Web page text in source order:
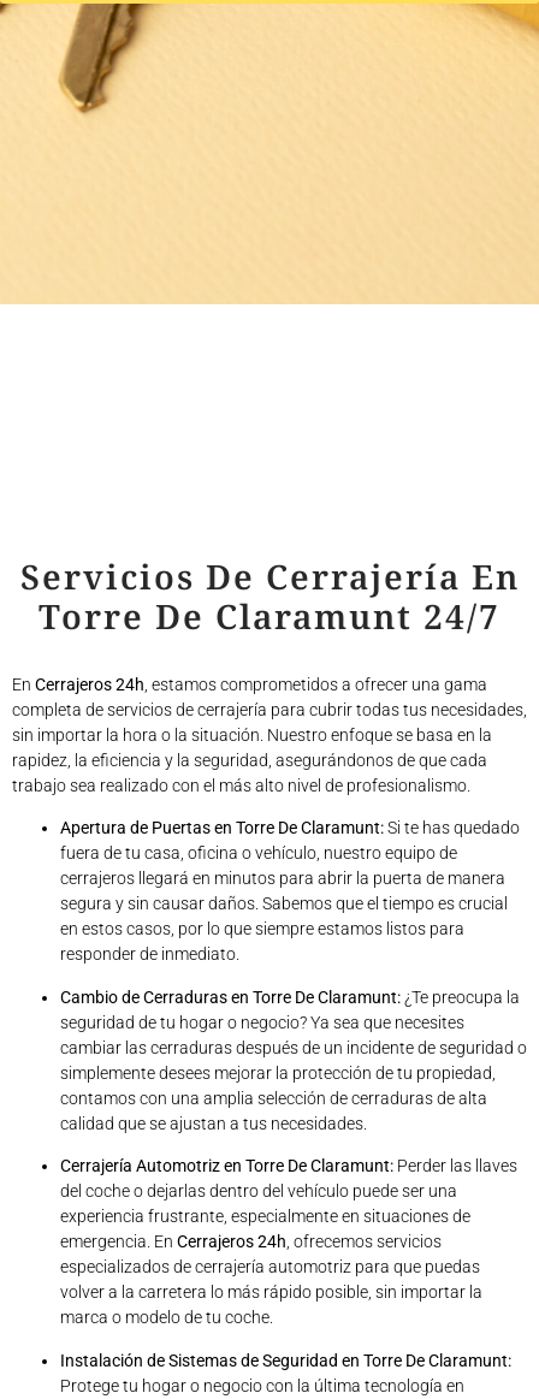
Servicios De Cerrajería En
Torre De Claramunt 24/7
En Cerrajeros 24h , estamos comprometidos a ofrecer una gama
completa de servicios de cerrajería para cubrir todas tus necesidades,
sin importar la hora o la situación. Nuestro enfoque se basa en la
rapidez, la eficiencia y la seguridad, asegurándonos de que cada
trabajo sea realizado con el más alto nivel de profesionalismo.
Apertura de Puertas en Torre De Claramunt:Si te has quedado
fuera de tu casa, oficina o vehículo, nuestro equipo de
cerrajeros llegará en minutos para abrir la puerta de manera
segura y sin causar daños. Sabemos que el tiempo es crucial
en estos casos, por lo que siempre estamos listos para
responder de inmediato.
Cambio de Cerraduras en Torre De Claramunt: ¿Te preocupa la
seguridad de tu hogar o negocio? Ya sea que necesites
cambiar las cerraduras después de un incidente de seguridad o
simplemente desees mejorar la protección de tu propiedad,
contamos con una amplia selección de cerraduras de alta
calidad que se ajustan a tus necesidades.
Cerrajería Automotriz en Torre De Claramunt: Perder las llaves
del coche o dejarlas dentro del vehículo puede ser una
experiencia frustrante, especialmente en situaciones de
emergencia. En Cerrajeros 24h , ofrecemos servicios
especializados de cerrajería automotriz para que puedas
volver a la carretera lo más rápido posible, sin importar la
marca o modelo de tu coche.
Instalación de Sistemas de Seguridad en Torre De Claramunt:
Protege tu hogar o negocio con la última tecnología en